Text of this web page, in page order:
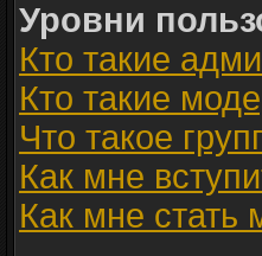
Уровни
Кто такие
Кто такие
Что такое
Как мне
Как мне стать